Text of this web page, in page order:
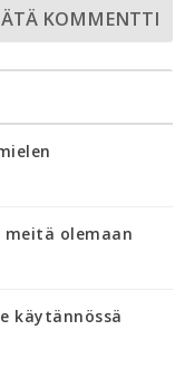
olemaan
käytännössä